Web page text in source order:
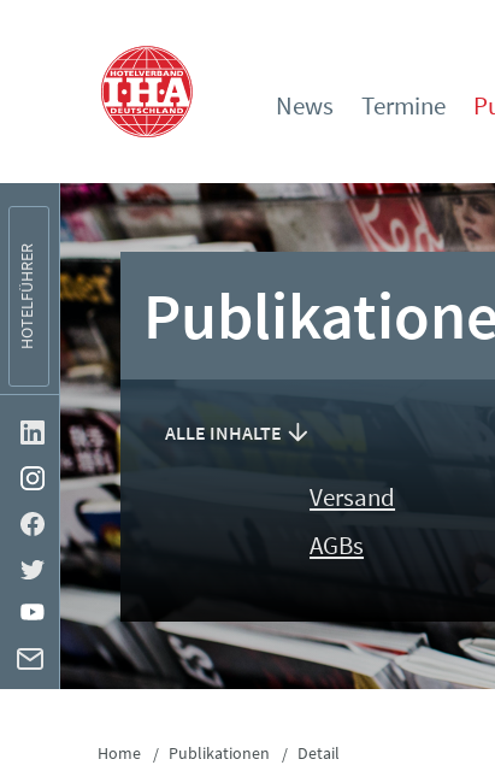
News Termine
HOTELFÜHRER
ALLE INHALTE
Versand
AGBs
Home Publikationen Detail